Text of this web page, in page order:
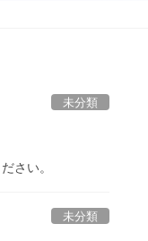
未分類
さい。
未分類